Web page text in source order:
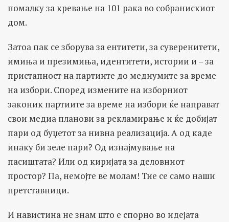
помалку за кревање на 101 рака во собранискиот
дом.
Затоа пак се зборува за ентитети, за суверенитети,
имиња и презимиња, идентитети, истории и – за
пристапност на партиите до медиумите за време
на избори. Според измените на изборниот
законик партиите за време на избори ќе направат
свои медиа планови за рекламирање и ќе добијат
пари од буџетот за нивна реализација. А од каде
инаку би зеле пари? Од изнајмување на
пасиштата? Или од киријата за деловниот
простор? Па, немојте ве молам! Тие се само наши
претставници.
И навистина не знам што е спорно во идејата